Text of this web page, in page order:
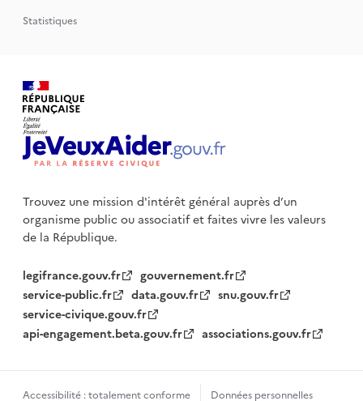
Statistiques
Trouvez une mission d'intérêt général auprès d’un
organisme publicou associatif et faites vivre les valeurs
de la République.
legifrance.gouv.fr
gouvernement.fr
service-public.fr
data.gouv.fr
snu.gouv.fr
service-civique.gouv.fr
api-engagement.beta.gouv.fr
associations.gouv.fr
Accessibilité : totalement conforme Données personnelles